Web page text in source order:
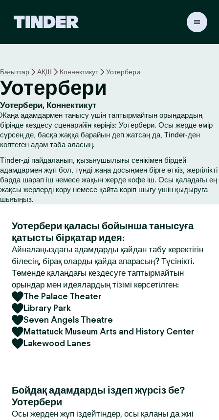
r
H
o
m
e
Бағыттар АҚШ Коннектикут Уотербери
Уотербери
Уотербери, Коннектикут
Жаңа адамдармен танысу үшін таптырмайтын орындардың
бірінде кездесу сценарийін көріңіз: Уотербери. Осы жерде өмір
сүрсең де, басқа жаққа барайын деп жатсаң да, Tinder-ден
көптеген адам таба аласың.
Tinder-ді пайдаланып, қызығушылығы сенікімен бірдей
адамдармен жұп бол, түнді жаңа досыңмен бірге өткіз, жергілікті
барда шарап іш немесе жақын жерде кофе іш. Осы қаладағы ең
жақсы жерлерді көру немесе қайта көріп шығу үшін қыдыруға
шығыңыз.
Уотербери қаласы бойынша танысуға
қатысты бірқатар идея:
Айналаңыздағы адамдарды қайдан табу керектігін
білесің, бірақ оларды қайда апарасың? Түсінікті.
Төменде қалаңдағы кездесуге таптырмайтын
орындар мен идеялардың тізімі көрсетілген:
The Palace Theater
Library Park
Seven Angels Theatre
Mattatuck Museum Arts and History Center
Lakewood Lanes
Бойдақ адамдарды іздеп жүрсіз бе?
Уотербери
Осы жерден жұп іздейтіндер, осы қаланы да жиі